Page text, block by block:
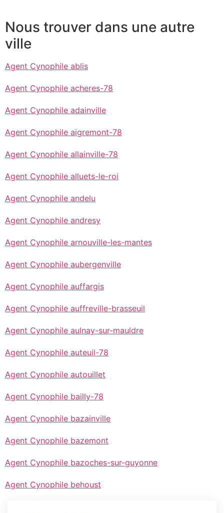
Nous trouver dans une autre
ville
Agent Cynophile ablis
Agent Cynophile acheres-78
Agent Cynophile adainville
Agent Cynophile aigremont-78
Agent Cynophile allainville-78
Agent Cynophile alluets-le-roi
Agent Cynophile andelu
Agent Cynophile andresy
Agent Cynophile arnouville-les-mantes
Agent Cynophile aubergenville
Agent Cynophile auffargis
Agent Cynophile auffreville-brasseuil
Agent Cynophile aulnay-sur-mauldre
Agent Cynophile auteuil-78
Agent Cynophile autouillet
Agent Cynophile bailly-78
Agent Cynophile bazainville
Agent Cynophile bazemont
Agent Cynophile bazoches-sur-guyonne
Agent Cynophile behoust